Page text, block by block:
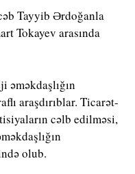
Tayyib Ərdoğanla
Tokayev arasında
əməkdaşlığın
araşdırıblar. Ticarət-
cəlb edilməsi,
olub.